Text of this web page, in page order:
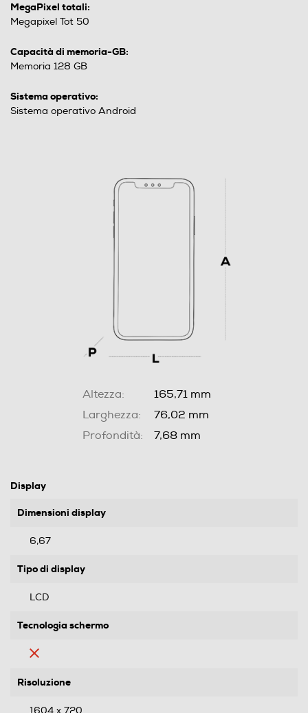
MegaPixel totali:
Megapixel Tot 50
Capacità di memoria-GB:
Memoria 128 GB
Sistema operativo:
Sistema operativo Android
Altezza:
165,71 mm
Larghezza:
76,02 mm
Profondità:
7,68 mm
Display
Dimensioni display
6,67
Tipo di display
LCD
Tecnologia schermo
Risoluzione